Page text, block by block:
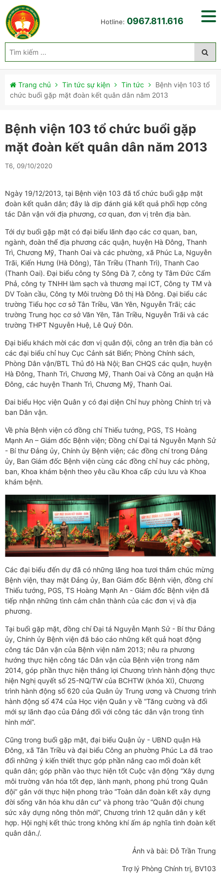
Hotline: 0967.811.616
Trang chủ Tin tức sự kiện Tin tức
Bệnh viện 103 tổ
chức buổi gặp mặt đoàn kết quân dân năm 2013
Bệnh viện 103 tổ chức buổi gặp
mặt đoàn kết quân dân năm 2013
T6, 09/10/2020
Ngày 19/12/2013, tại Bệnh viện 103 đã tổ chức buổi gặp mặt
đoàn kết quân dân; đây là dịp đánh giá kết quả phối hợp công
tác Dân vận với địa phương, cơ quan, đơn vị trên địa bàn.
Tới dự buổi gặp mặt có đại biểu lãnh đạo các cơ quan, ban,
ngành, đoàn thể địa phương các quận, huyện Hà Đông, Thanh
Trì, Chương Mỹ, Thanh Oai và các phường, xã Phúc La, Nguyễn
Trãi, Kiến Hưng (Hà Đông), Tân Triều (Thanh Trì), Thanh Cao
(Thanh Oai). Đại biểu công ty Sông Đà 7, công ty Tâm Đức Cẩm
Phả, công ty TNHH làm sạch và thương mại ICT, Công ty TM và
DV Toàn cầu, Công ty Môi trường Đô thị Hà Đông. Đại biểu các
trường Tiểu học cơ sở Tân Triều, Văn Yên, Nguyễn Trãi; các
trường Trung học cơ sở Văn Yên, Tân Triều, Nguyễn Trãi và các
trường THPT Nguyễn Huệ, Lê Quý Đôn.
Đại biểu khách mời các đơn vị quân đội, công an trên địa bàn có
các đại biểu chỉ huy Cục Cảnh sát Biển; Phòng Chính sách,
Phòng Dân vận/BTL Thủ đô Hà Nội; Ban CHQS các quận, huyện
Hà Đông, Thanh Trì, Chương Mỹ, Thanh Oai và Công an quận Hà
Đông, các huyện Thanh Trì, Chương Mỹ, Thanh Oai.
Đai biểu Học viện Quân y có đại diện Chỉ huy phòng Chính trị và
ban Dân vận.
Về phía Bệnh viện có đồng chí Thiếu tướng, PGS, TS Hoàng
Mạnh An – Giám đốc Bệnh viện; Đồng chí Đại tá Nguyễn Mạnh Sử
- Bí thư Đảng ủy, Chính ủy Bệnh viện; các đồng chí trong Đảng
ủy, Ban Giám đốc Bệnh viện cùng các đồng chỉ huy các phòng,
ban, Khoa khám bệnh theo yêu cầu Khoa cấp cứu lưu và Khoa
khám bệnh.
Các đại biểu đến dự đã có những lãng hoa tươi thắm chúc mừng
Bệnh viện, thay mặt Đảng ủy, Ban Giám đốc Bệnh viện, đồng chí
Thiếu tướng, PGS, TS Hoàng Mạnh An - Giám đốc Bệnh viện đã
tiếp nhận những tình cảm chân thành của các đơn vị và địa
phương.
Tại buổi gặp mặt, đồng chí Đại tá Nguyễn Mạnh Sử - Bí thư Đảng
ủy, Chính ủy Bệnh viện đã báo cáo những kết quả hoạt động
công tác Dân vận của Bệnh viện năm 2013; nêu ra phương
hướng thực hiện công tác Dân vận của Bệnh viện trong năm
2014, góp phần thực hiện thắng lợi Chương trình hành động thực
hiện Nghị quyết số 25-NQ/TW của BCHTW (khóa XI), Chương
trình hành động số 620 của Quân ủy Trung ương và Chương trình
hành động số 474 của Học viện Quân y về “Tăng cường và đổi
mới sự lãnh đạo của Đảng đối với công tác dân vận trong tình
hình mới”.
Cũng trong buổi gặp mặt, đại biểu Quận ủy - UBND quận Hà
Đông, xã Tân Triều và đại biểu Công an phường Phúc La đã trao
đổi những ý kiến thiết thực góp phần nâng cao mối đoàn kết
quân dân; góp phần vào thực hiện tốt Cuộc vận động “Xây dựng
môi trường văn hóa tốt đẹp, lành mạnh, phong phú trong Quân
đội” gắn với thực hiện phong trào “Toàn dân đoàn kết xây dựng
đời sống văn hóa khu dân cư” và phong trào “Quân đội chung
sức xây dựng nông thôn mới”, Chương trình 12 quân dân y kết
hợp. Hội nghị kết thúc trong không khí ấm áp nghĩa tình đoàn kết
quân dân./.
Ảnh và bài: Đỗ Trần Trung
Trợ lý Phòng Chính trị, BV103